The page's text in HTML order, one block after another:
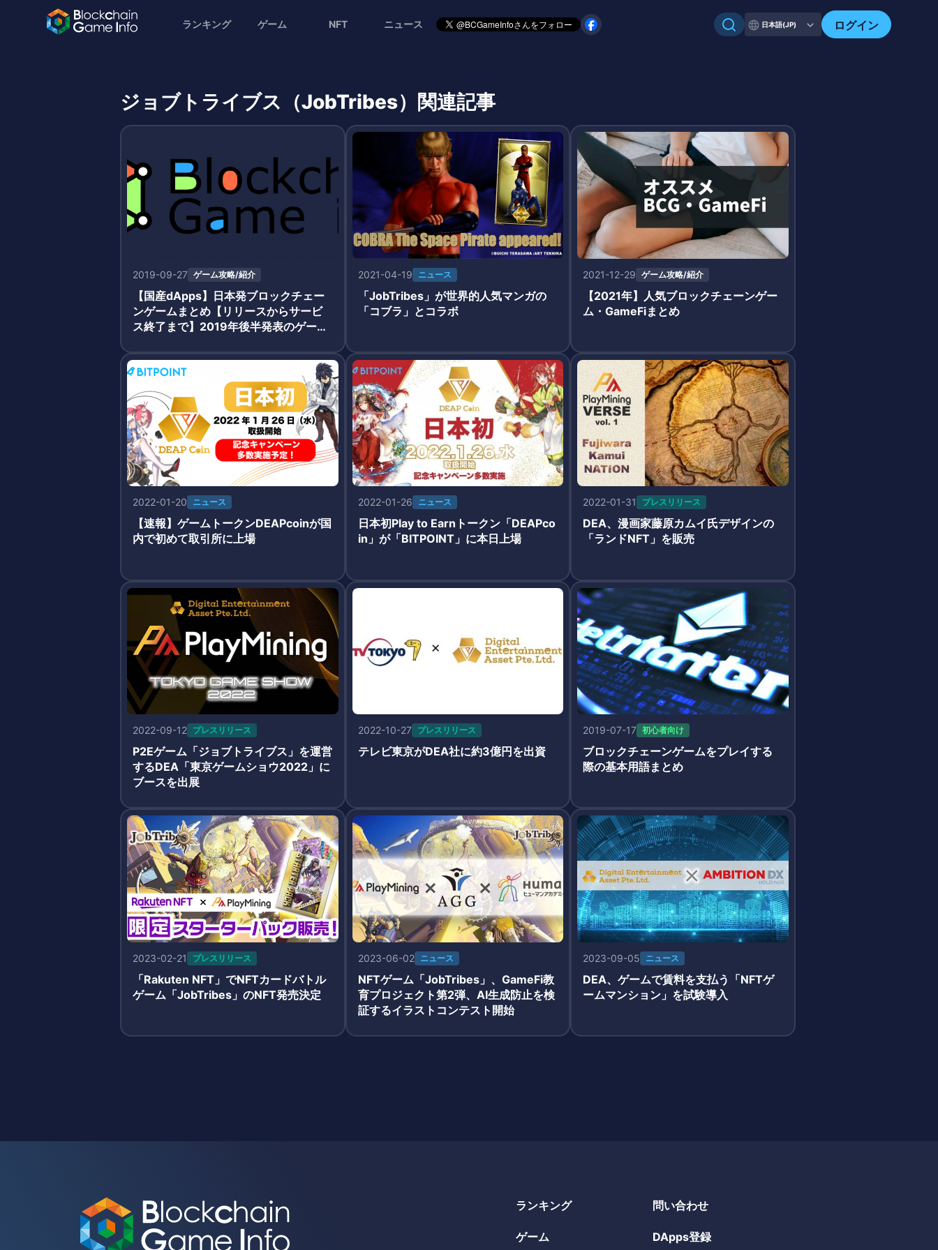
ランキング ゲーム NFT ニュース 日本語(JP) ログイン
ジョブトライブス（JobTribes）関連記事
2019-09-27 ゲーム攻略/紹介
【国産dApps】日本発ブロックチェー
ンゲームまとめ【リリースからサービ
ス終了まで】2019年後半発表のゲーム
2021-04-19 ニュース
「JobTribes」が世界的人気マンガの
「コブラ」とコラボ
2021-12-29 ゲーム攻略/紹介
【2021年】人気ブロックチェーンゲー
ム・GameFiまとめ
2022-01-20 ニュース
【速報】ゲームトークンDEAPcoinが国
内で初めて取引所に上場
2022-01-26 ニュース
日本初Play to Earnトークン「DEAPco
in」が「BITPOINT」に本日上場
2022-01-31 プレスリリース
DEA、漫画家藤原カムイ氏デザインの
「ランドNFT」を販売
2022-09-12 プレスリリース
P2Eゲーム「ジョブトライブス」を運営
するDEA「東京ゲームショウ2022」に
ブースを出展
2022-10-27 プレスリリース
テレビ東京がDEA社に約3億円を出資
2019-07-17 初心者向け
ブロックチェーンゲームをプレイする
際の基本用語まとめ
2023-02-21 プレスリリース
「Rakuten NFT」でNFTカードバトル
ゲーム「JobTribes」のNFT発売決定
2023-06-02 ニュース
NFTゲーム「JobTribes」、GameFi教
育プロジェクト第2弾、AI生成防止を検
証するイラストコンテスト開始
2023-09-05 ニュース
DEA、ゲームで賃料を支払う「NFTゲ
ームマンション」を試験導入
ランキング
ゲーム
問い合わせ
DApps登録